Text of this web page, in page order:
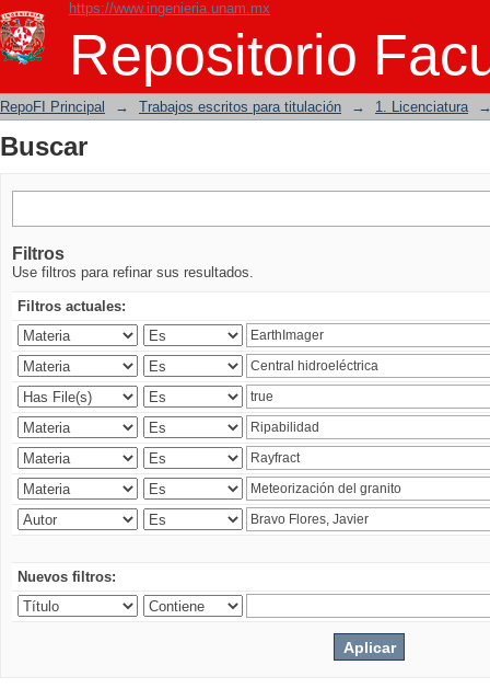
https://www.ingenieria.unam.mx
Repositorio
Buscar
RepoFI Principal → Trabajos escritos para titulación → 1. Licenciatura
Buscar
Filtros
Use filtros para refinar sus resultados.
Filtros actuales:
Nuevos filtros: